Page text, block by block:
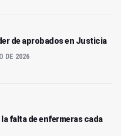
de aprobados en Justicia
DE 2026
falta de enfermeras cada